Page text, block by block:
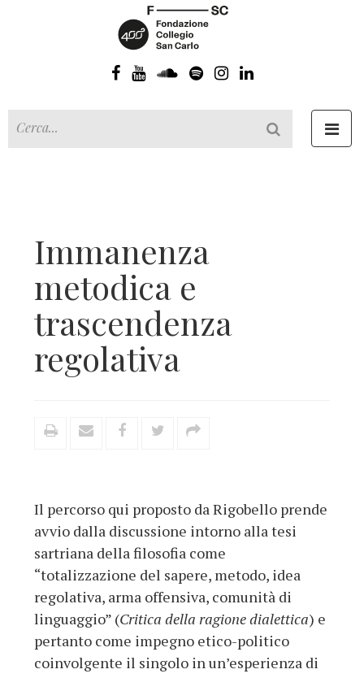
Immanenza
metodica e
trascendenza
regolativa
Il percorso qui proposto da Rigobello prende
avvio dalla discussione intorno alla tesi
sartriana della filosofia come
“totalizzazione del sapere, metodo, idea
regolativa, arma offensiva, comunità di
linguaggio” (Critica della ragione dialettica) e
pertanto come impegno etico-politico
coinvolgente il singolo in un’esperienza di